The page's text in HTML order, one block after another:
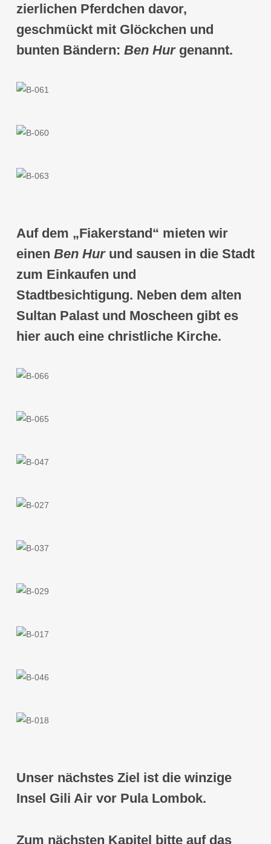
zierlichen Pferdchen davor,
geschmückt mit Glöckchen und
bunten Bändern: Ben Hur genannt.
Auf dem „Fiakerstand“ mieten wir
einen Ben Hurund sausen in die Stadt
zum Einkaufen und
Stadtbesichtigung. Neben dem alten
Sultan Palast und Moscheen gibt es
hier auch eine christliche Kirche.
Unser nächstes Ziel ist die winzige
Insel Gili Air vorPula Lombok.
Zum nächsten Kapitel bitte auf das